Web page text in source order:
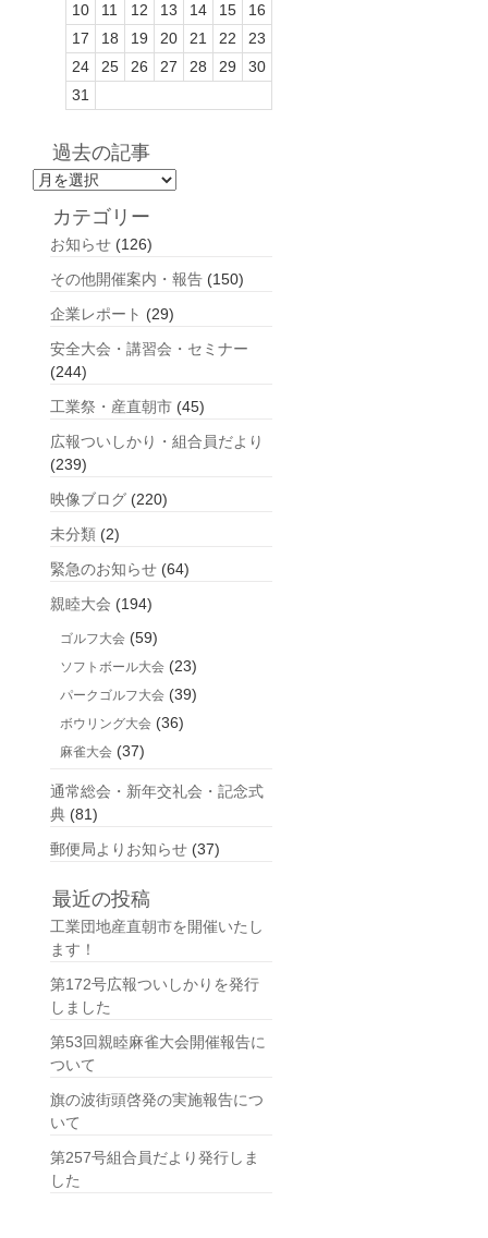
10
11 12 13 14 15
16
17
18 19 20 21 22
23
24
25 26 27 28 29
30
31
過去の記事
過
カテゴリー
お知らせ (126)
その他開催案内・報告 (150)
企業レポート (29)
安全大会・講習会・セミナー
(244)
工業祭・産直朝市 (45)
広報ついしかり・組合員だより
(239)
映像ブログ (220)
未分類 (2)
緊急のお知らせ (64)
親睦大会 (194)
ゴルフ大会 (59)
ソフトボール大会 (23)
パークゴルフ大会 (39)
ボウリング大会 (36)
麻雀大会 (37)
通常総会・新年交礼会・記念式
典 (81)
郵便局よりお知らせ (37)
最近の投稿
工業団地産直朝市を開催いたし
ます！
第172号広報ついしかりを発行
しました
第53回親睦麻雀大会開催報告に
ついて
旗の波街頭啓発の実施報告につ
いて
第257号組合員だより発行しま
した